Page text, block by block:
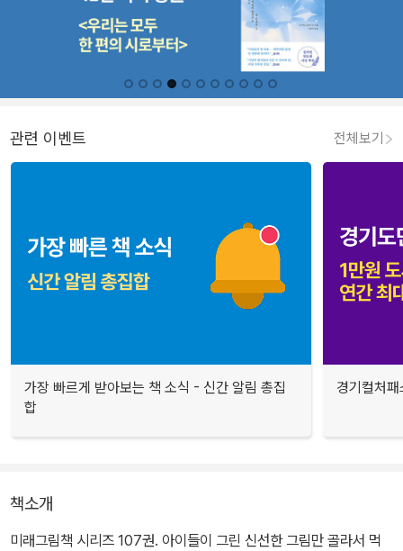
관련 이벤트 전체보기
가장 빠르게 받아보는 책 소식 - 신간 알림 총집
합
경기컬처
책소개
미래그림책 시리즈 107권. 아이들이 그린 신선한 그림만 골라서 먹